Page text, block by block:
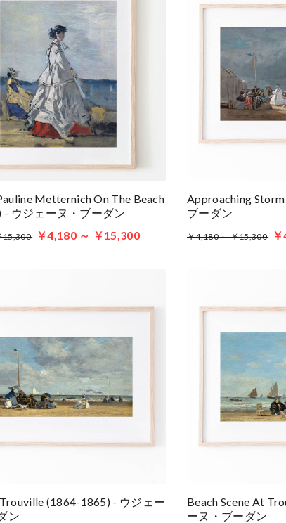
Metternich On The Beach
- ウジェーヌ・ブーダン
15,300 ￥4,180 ～ ￥15,300
Approaching
ブーダン
￥4,180 ～ ￥15,300
(1864-1865) - ウジェー
ン
Beach Scene At
ーヌ・ブーダン